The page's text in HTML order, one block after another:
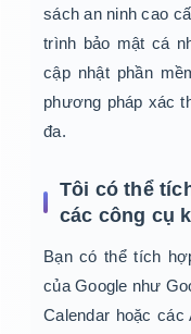
sách an ninh cao
trình bảo mật cá
cập nhật phần
phương pháp xác
đa.
Tôi có thể
các công cụ
Bạn có thể tích
của Google như
Calendar hoặc